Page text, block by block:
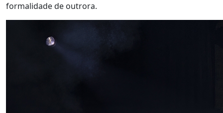
formalidade de outrora.